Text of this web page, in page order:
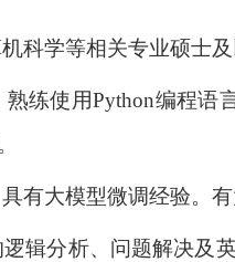
科学等相关专业硕士
熟练使用Python编程语
有大模型微调经验。
辑分析、问题解决及